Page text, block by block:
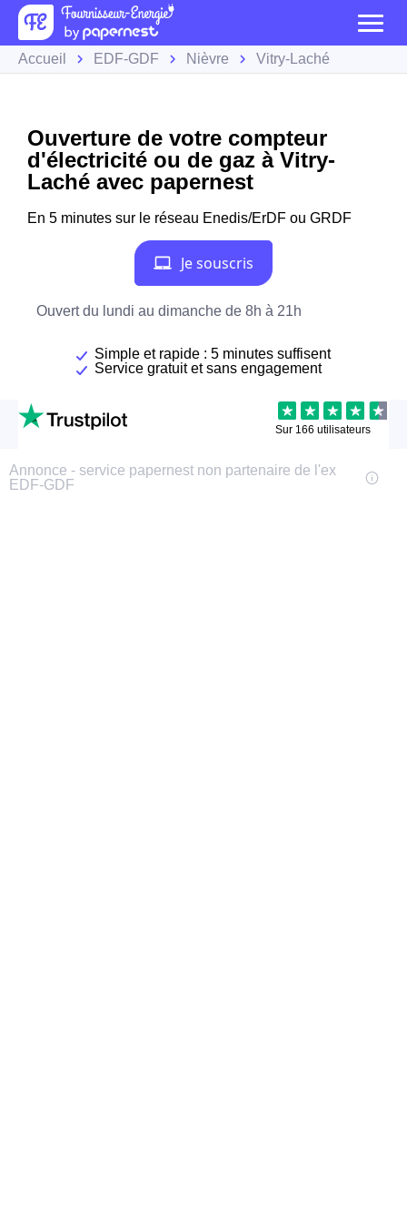
Accueil EDF-GDF Nièvre Vitry-Laché